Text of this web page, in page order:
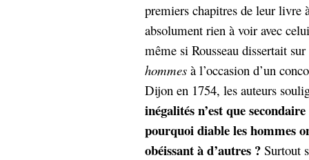
premiers chapitres de leur livre
absolument rien à voir avec
même si Rousseau dissertait sur
hommes à l’occasion d’un
Dijon en 1754, les auteurs
inégalités n’est que secondaire
pourquoi diable les hommes
obéissant à d’autres ? Surtout